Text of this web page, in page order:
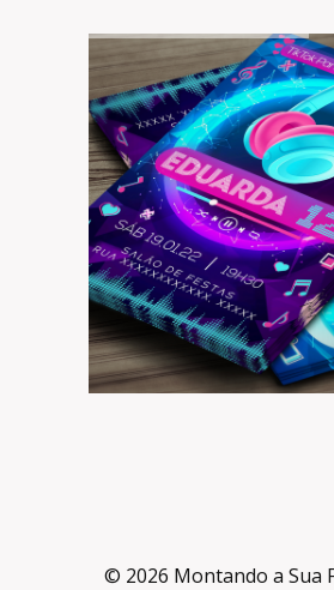
© 2026 Montando a Sua